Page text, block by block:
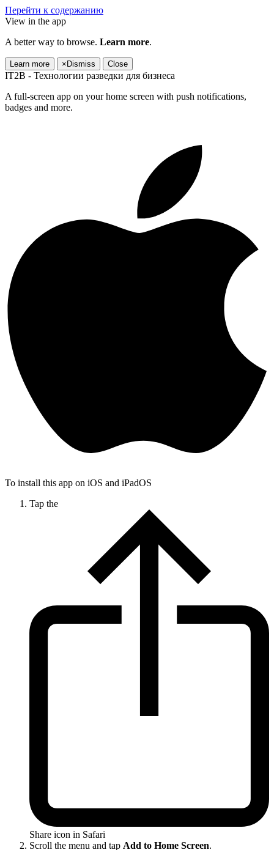
Перейти к содержанию
View in the app
A better way to browse. Learn more.
Learn more × Dismiss Close
IT2B - Технологии разведки для бизнеса
A full-screen app on your home screen with push notifications,
badges and more.
To install this app on iOS and iPadOS
Tap the
Share icon in Safari
Scroll the menu and tap Add to Home Screen.